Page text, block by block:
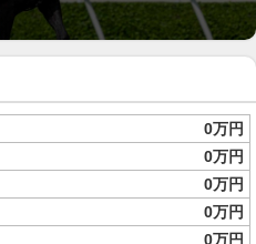
0万円
0万円
0万円
0万円
0万円